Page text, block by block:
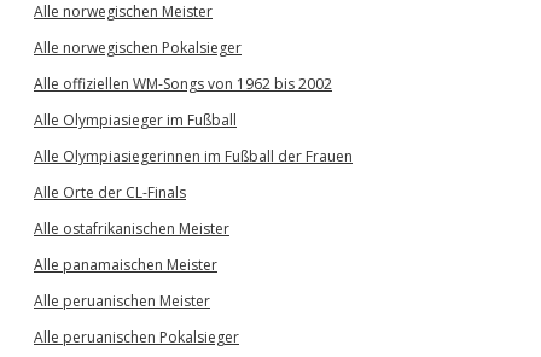
Alle norwegischen Meister
Alle norwegischen Pokalsieger
Alle offiziellen WM-Songs von 1962 bis 2002
Alle Olympiasieger im Fußball
Alle Olympiasiegerinnen im Fußball der Frauen
Alle Orte der CL-Finals
Alle ostafrikanischen Meister
Alle panamaischen Meister
Alle peruanischen Meister
Alle peruanischen Pokalsieger